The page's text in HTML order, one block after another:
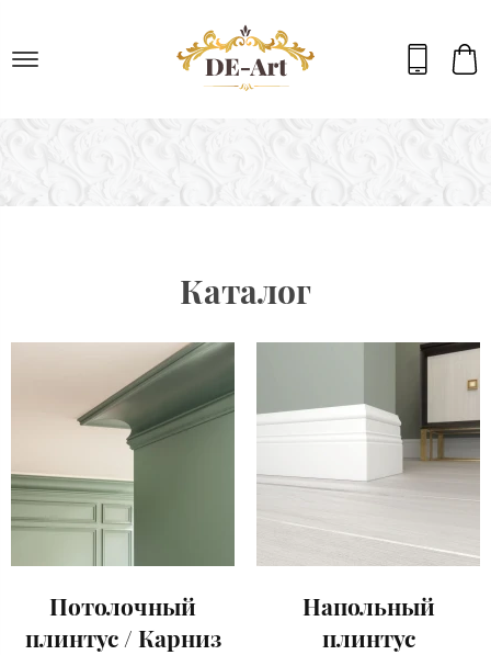
Каталог
Потолочный
плинтус / Карниз
Напольный
плинтус